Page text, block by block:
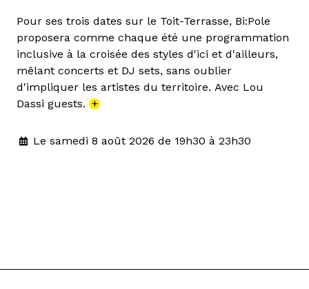
Pour ses trois dates sur le Toit-Terrasse, Bi:Pole
proposera comme chaque été une programmation
inclusive à la croisée des styles d'ici et d'ailleurs,
mêlant concerts et DJ sets, sans oublier
d'impliquer les artistes du territoire. Avec Lou
Dassi guests. +
Le samedi 8 août 2026 de 19h30 à 23h30